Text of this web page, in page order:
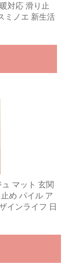
対応 滑り止
ミノエ 新生活
ュ マット 玄関
め パイル ア
インライフ 日